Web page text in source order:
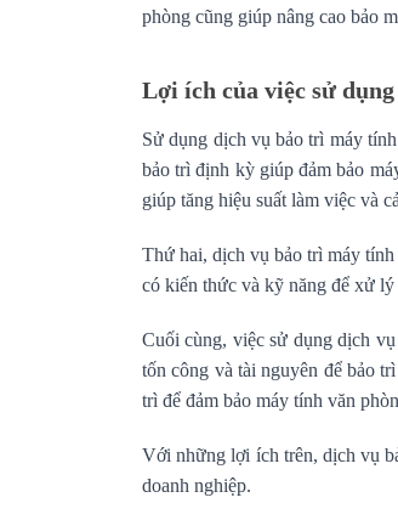
phòng cũng giúp nâng cao bảo
Lợi ích của việc sử
Sử dụng dịch vụ bảo trì máy
bảo trì định kỳ giúp đảm bảo
giúp tăng hiệu suất làm việc và
Thứ hai, dịch vụ bảo trì máy
có kiến thức và kỹ năng để xử lý
Cuối cùng, việc sử dụng dịch
tốn công và tài nguyên để bảo
trì để đảm bảo máy tính văn
Với những lợi ích trên, dịch vụ
doanh nghiệp.